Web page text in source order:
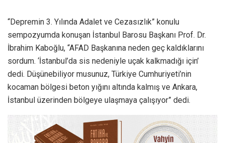
“Depremin 3. Yılında Adalet ve Cezasızlık” konulu
sempozyumda konuşan İstanbul Barosu Başkanı Prof. Dr.
İbrahim Kaboğlu, “AFAD Başkanına neden geç kaldıklarını
sordum. ‘İstanbul’da sis nedeniyle uçak kalkmadığı için’
dedi. Düşünebiliyor musunuz, Türkiye Cumhuriyeti’nin
kocaman bölgesi beton yığını altında kalmış ve Ankara,
İstanbul üzerinden bölgeye ulaşmaya çalışıyor” dedi.